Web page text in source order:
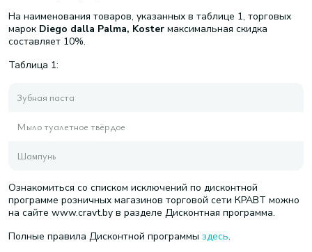
На наименования товаров, указанных в таблице 1, торговых
марок Diego dalla Palma, Koster максимальная скидка
составляет 10%.
Таблица 1:
Зубная паста
Мыло туалетное твёрдое
Шампунь
Ознакомиться со списком исключений по дисконтной
программе розничных магазинов торговой сети КРАВТ можно
на сайте www.cravt.by в разделе Дисконтная программа.
Полные правила Дисконтной программы здесь.